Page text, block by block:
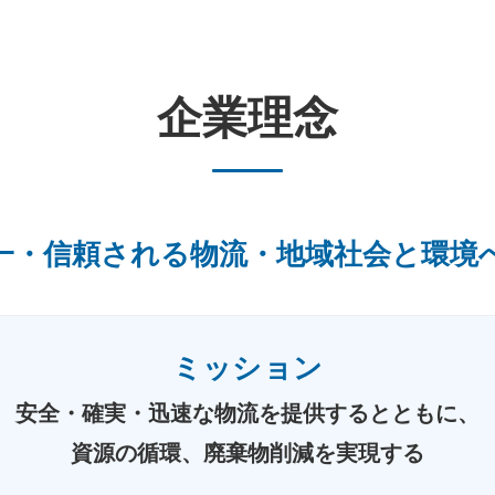
企業理念
・信頼される物流・地域社会と環境
ミッション
安全・確実・迅速な物流を提供するとともに、
資源の循環、廃棄物削減を実現する